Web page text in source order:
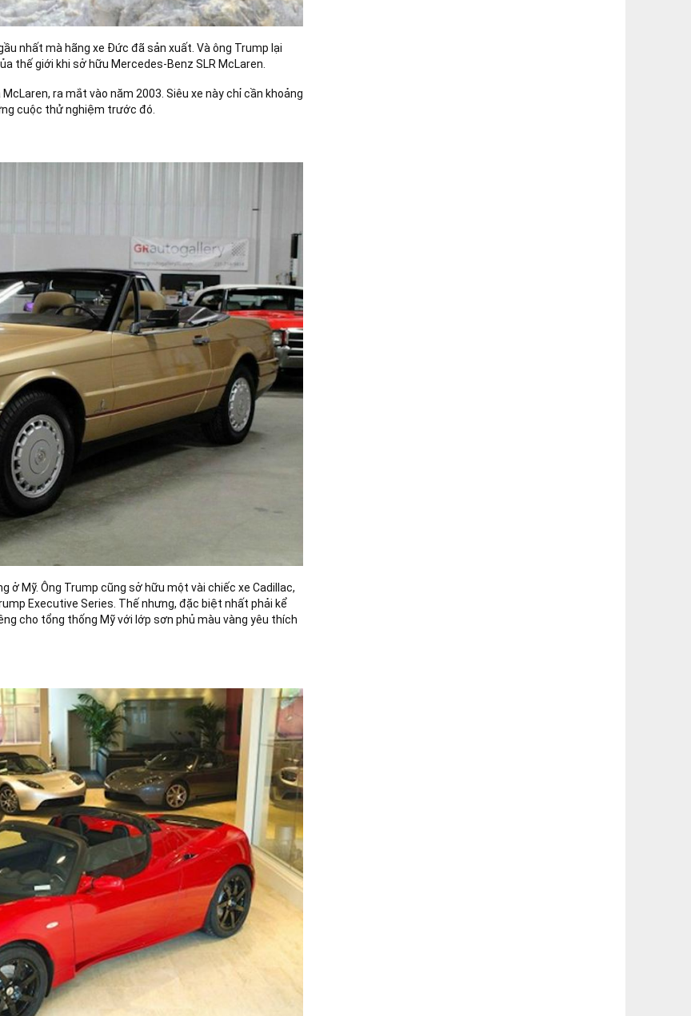
nhất mà hãng xe Đức đã sản xuất. Và ông Trump lại
thế giới khi sở hữu Mercedes-Benz SLR McLaren.
ra mắt vào năm 2003. Siêu xe này chỉ cần khoảng
cuộc thử nghiệm trước đó.
ở Mỹ. Ông Trump cũng sở hữu một vài chiếc xe Cadillac,
Executive Series. Thế nhưng, đặc biệt nhất phải kể
cho tổng thống Mỹ với lớp sơn phủ màu vàng yêu thích